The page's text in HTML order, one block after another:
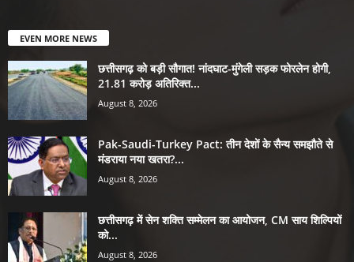
EVEN MORE NEWS
छत्तीसगढ़ को बड़ी सौगात! नांदघाट-मुंगेली सड़क फोरलेन होगी,
21.81 करोड़ अतिरिक्त...
August 8, 2026
Pak-Saudi-Turkey Pact: तीन देशों के सैन्य समझौते से
मंडराया नया खतरा?...
August 8, 2026
छत्तीसगढ़ में सेन शक्ति सम्मेलन का आयोजन, CM साय शिल्पियों
को...
August 8, 2026